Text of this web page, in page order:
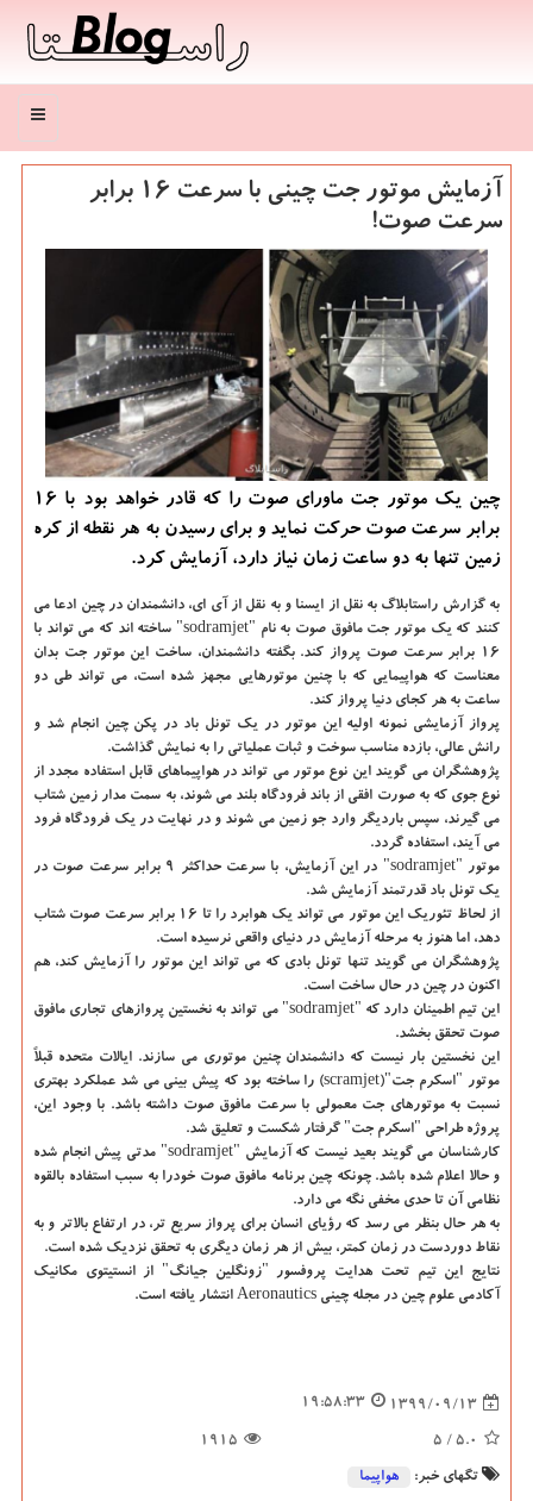
منو
آزمایش موتور جت چینی با سرعت ۱۶ برابر
سرعت صوت!
چین یك موتور جت ماورای صوت را كه قادر خواهد بود با 16
برابر سرعت صوت حركت نماید و برای رسیدن به هر نقطه از كره
زمین تنها به دو ساعت زمان نیاز دارد، آزمایش كرد.
به گزارش راستابلاگ به نقل از ایسنا و به نقل از آی ای، دانشمندان در چین ادعا می
کنند که یک موتور جت مافوق صوت به نام "sodramjet" ساخته اند که می تواند با
۱۶ برابر سرعت صوت پرواز کند. بگفته دانشمندان، ساخت این موتور جت بدان
معناست که هواپیمایی که با چنین موتورهایی مجهز شده است، می تواند طی دو
ساعت به هر کجای دنیا پرواز کند.
پرواز آزمایشی نمونه اولیه این موتور در یک تونل باد در پکن چین انجام شد و
رانش عالی، بازده مناسب سوخت و ثبات عملیاتی را به نمایش گذاشت.
پژوهشگران می گویند این نوع موتور می تواند در هواپیماهای قابل استفاده مجدد از
نوع جوی که به صورت افقی از باند فرودگاه بلند می شوند، به سمت مدار زمین شتاب
می گیرند، سپس باردیگر وارد جو زمین می شوند و در نهایت در یک فرودگاه فرود
می آیند، استفاده گردد.
موتور "sodramjet" در این آزمایش، با سرعت حداکثر ۹ برابر سرعت صوت در
یک تونل باد قدرتمند آزمایش شد.
از لحاظ تئوریک این موتور می تواند یک هوابرد را تا ۱۶ برابر سرعت صوت شتاب
دهد، اما هنوز به مرحله آزمایش در دنیای واقعی نرسیده است.
پژوهشگران می گویند تنها تونل بادی که می تواند این موتور را آزمایش کند، هم
اکنون در چین در حال ساخت است.
این تیم اطمینان دارد که "sodramjet" می تواند به نخستین پروازهای تجاری مافوق
صوت تحقق بخشد.
این نخستین بار نیست که دانشمندان چنین موتوری می سازند. ایالات متحده قبلاً
موتور "اسکرم جت"(scramjet) را ساخته بود که پیش بینی می شد عملکرد بهتری
نسبت به موتورهای جت معمولی با سرعت مافوق صوت داشته باشد. با وجود این،
پروژه طراحی "اسکرم جت" گرفتار شکست و تعلیق شد.
کارشناسان می گویند بعید نیست که آزمایش "sodramjet" مدتی پیش انجام شده
و حالا اعلام شده باشد. چونکه چین برنامه مافوق صوت خودرا به سبب استفاده بالقوه
نظامی آن تا حدی مخفی نگه می دارد.
به هر حال بنظر می رسد که رؤیای انسان برای پرواز سریع تر، در ارتفاع بالاتر و به
نقاط دوردست در زمان کمتر، بیش از هر زمان دیگری به تحقق نزدیک شده است.
نتایج این تیم تحت هدایت پروفسور "زونگلین جیانگ" از انستیتوی مکانیک
آکادمی علوم چین در مجله چینی Aeronautics انتشار یافته است.
1399/09/13
19:58:33
5.0
/ 5
1915
تگهای خبر: هواپیما